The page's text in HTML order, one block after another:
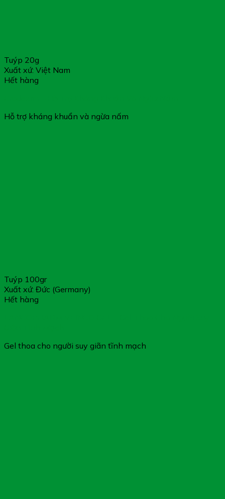
Tuýp 20g
Xuất xứ: Việt Nam
Hết hàng
Hỗ trợ kháng khuẩn và ngừa nấm
Tuýp 100gr
Xuất xứ: Đức (Germany)
Hết hàng
Gel thoa cho người suy giãn tĩnh mạch